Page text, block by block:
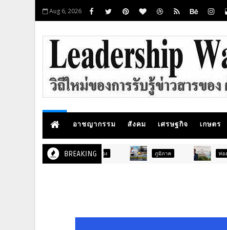
Aug 6, 2026
อาชญากรรม สังคม เศรษฐกิจ เกษตร
BREAKING ท่องเที่ยว